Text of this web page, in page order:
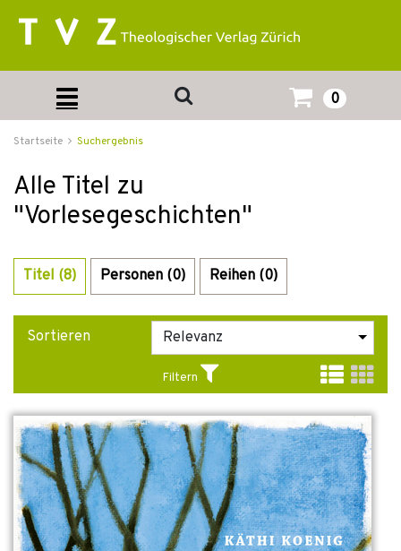
0
Startseite Suchergebnis
Alle Titel zu
"Vorlesegeschichten"
Titel (8) Personen (0) Reihen (0)
Sortieren
Filtern